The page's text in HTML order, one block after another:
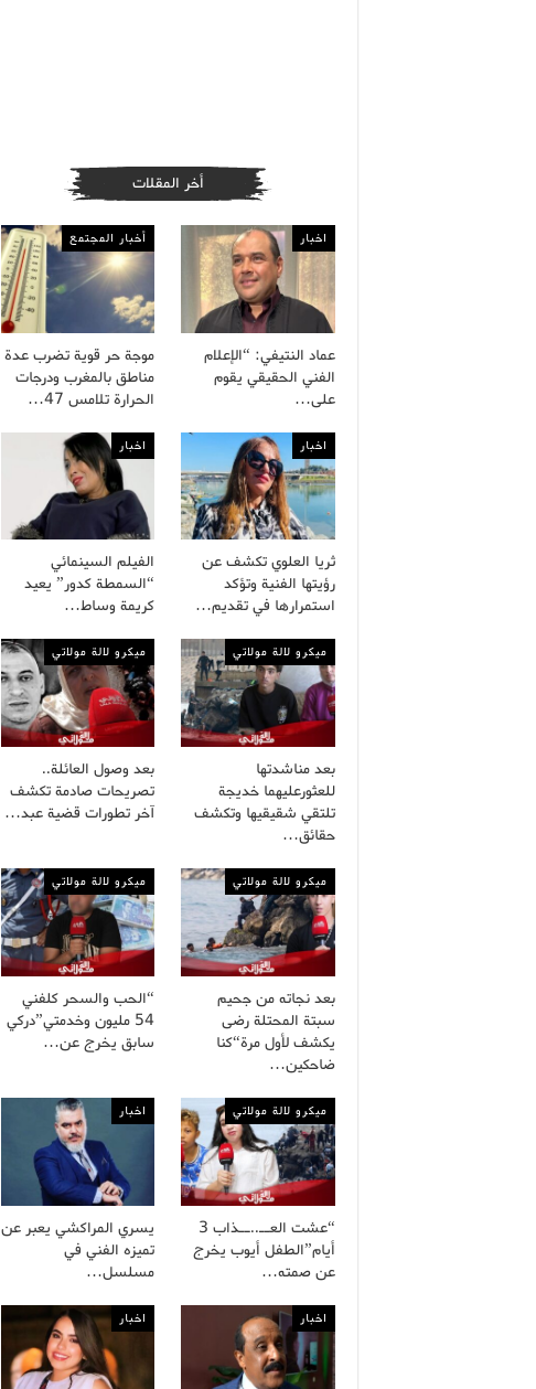
أخر المقلات
اخبار
عماد النتيفي: “الإعلام
الفني الحقيقي يقوم
على…
أخبار المجتمع
موجة حر قوية تضرب عدة
مناطق بالمغرب ودرجات
الحرارة تلامس 47…
اخبار
ثريا العلوي تكشف عن
رؤيتها الفنية وتؤكد
استمرارها في تقديم…
اخبار
الفيلم السينمائي
“السمطة كدور” يعيد
كريمة وساط…
ميكرو لالة مولاتي
بعد مناشدتها
للعثورعليهما خديجة
تلتقي شقيقيها وتكشف
حقائق…
ميكرو لالة مولاتي
بعد وصول العائلة..
تصريحات صادمة تكشف
آخر تطورات قضية عبد…
ميكرو لالة مولاتي
بعد نجاته من جحيم
سبتة المحتلة رضى
يكشف لأول مرة“كنا
ضاحكين…
ميكرو لالة مولاتي
“الحب والسحر كلفني
54 مليون وخدمتي”دركي
سابق يخرج عن…
ميكرو لالة مولاتي
“عشت العــ..ــذاب 3
أيام”الطفل أيوب يخرج
عن صمته…
اخبار
يسري المراكشي يعبر عن
تميزه الفني في
مسلسل…
اخبار اخبار